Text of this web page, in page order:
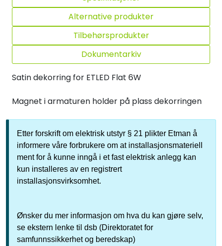
Alternative produkter
Tilbehørsprodukter
Dokumentarkiv
Satin dekorring for ETLED Flat 6W
Magnet i armaturen holder på plass dekorringen
Etter forskrift om elektrisk utstyr § 21 plikter Etman å
informere våre forbrukere om at installasjonsmateriell
ment for å kunne inngå i et fast elektrisk anlegg kan
kun installeres av en registrert
installasjonsvirksomhet.
Ønsker du mer informasjon om hva du kan gjøre selv,
se ekstern lenke til dsb (Direktoratet for
samfunnssikkerhet og beredskap)